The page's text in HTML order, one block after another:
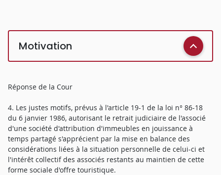
Motivation
Réponse de la Cour
4. Les justes motifs, prévus à l'article 19-1 de la loi n° 86-18
du 6 janvier 1986, autorisant le retrait judiciaire de l'associé
d'une société d'attribution d'immeubles en jouissance à
temps partagé s'apprécient par la mise en balance des
considérations liées à la situation personnelle de celui-ci et
l'intérêt collectif des associés restants au maintien de cette
forme sociale d'offre touristique.